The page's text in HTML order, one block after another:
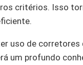
critérios. Isso
uso de corretores
um profundo